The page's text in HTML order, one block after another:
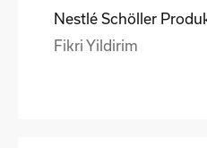
Nestlé Schöller
Fikri Yildirim